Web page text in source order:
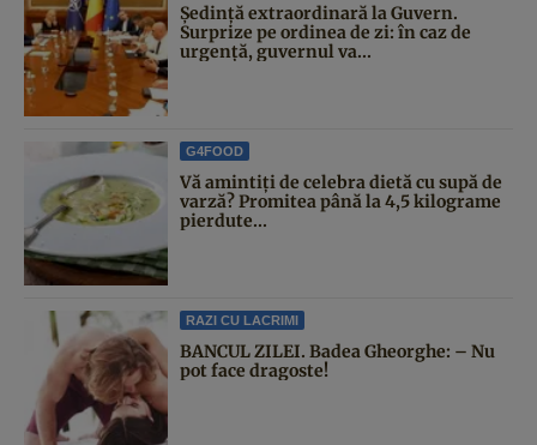
Şedinţă extraordinară la Guvern.
Surprize pe ordinea de zi: în caz de
urgență, guvernul va...
G4FOOD
Vă amintiți de celebra dietă cu supă de
varză? Promitea până la 4,5 kilograme
pierdute...
RAZI CU LACRIMI
BANCUL ZILEI. Badea Gheorghe: – Nu
pot face dragoste!